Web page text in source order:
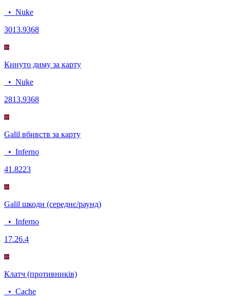
• Nuke
3013.9368
Кинуто диму за карту
• Nuke
2813.9368
Galil вбивств за карту
• Inferno
41.8223
Galil шкоди (середнє/раунд)
• Inferno
17.26.4
Клатч (противників)
• Cache